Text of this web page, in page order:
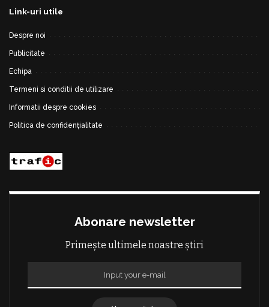
Link-uri utile
Despre noi
Publicitate
Echipa
Termeni si conditii de utilizare
Informatii despre cookies
Politica de confidențialitate
Abonare newsletter
Primește ultimele noastre știri